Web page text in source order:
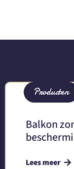
Producten
Balkon
Lees meer